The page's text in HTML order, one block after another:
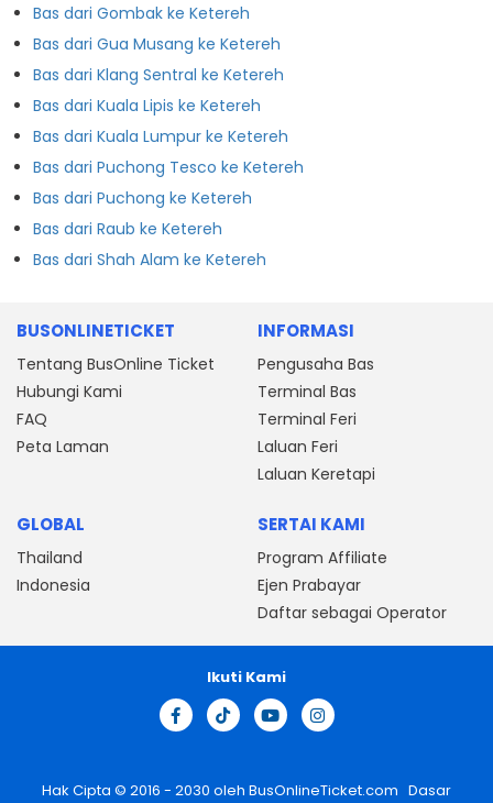
Bas dari Gombak ke Ketereh
Bas dari Gua Musang ke Ketereh
Bas dari Klang Sentral ke Ketereh
Bas dari Kuala Lipis ke Ketereh
Bas dari Kuala Lumpur ke Ketereh
Bas dari Puchong Tesco ke Ketereh
Bas dari Puchong ke Ketereh
Bas dari Raub ke Ketereh
Bas dari Shah Alam ke Ketereh
BUSONLINETICKET
Tentang BusOnline Ticket
Hubungi Kami
FAQ
Peta Laman
INFORMASI
Pengusaha Bas
Terminal Bas
Terminal Feri
Laluan Feri
Laluan Keretapi
GLOBAL
Thailand
Indonesia
SERTAI KAMI
Program Affiliate
Ejen Prabayar
Daftar sebagai Operator
Hak Cipta © 2016 - 2030 oleh BusOnlineTicket.com Dasar
Ikuti Kami